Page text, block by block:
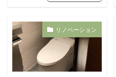
リノベーション